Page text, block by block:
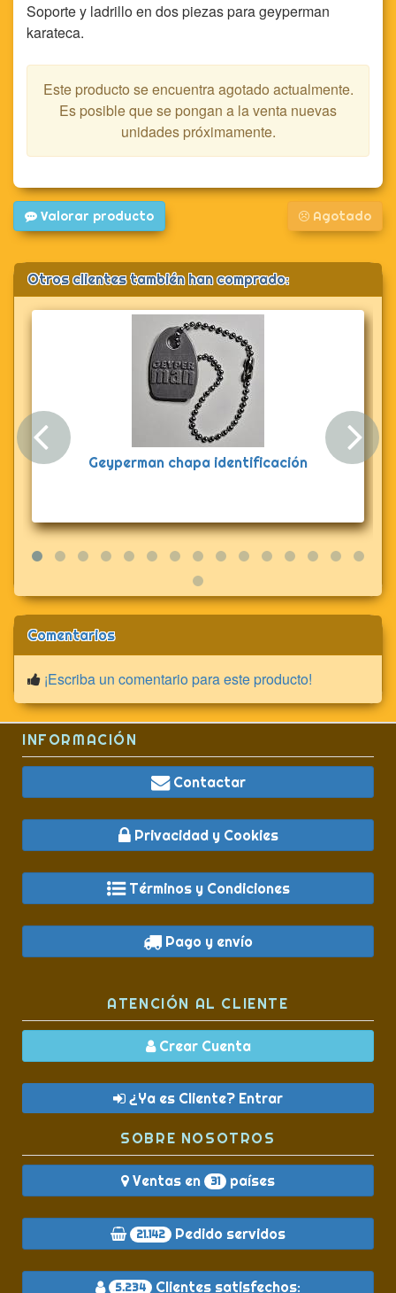
Soporte y ladrillo en dos piezas para geyperman
karateca.
Este producto se encuentra agotado actualmente.
Es posible que se pongan a la venta nuevas
unidades próximamente.
Valorar producto Agotado
Otros clientes también han comprado:
Geyperman chapa identificación
Anterior
Comentarios
¡Escriba un comentario para este producto!
INFORMACIÓN
Contactar
Privacidad y Cookies
Términos y Condiciones
Pago y envío
ATENCIÓN AL CLIENTE
Crear Cuenta
¿Ya es Cliente? Entrar
SOBRE NOSOTROS
Ventas en 31 países
21.142 Pedido servidos
5.234 Clientes satisfechos: